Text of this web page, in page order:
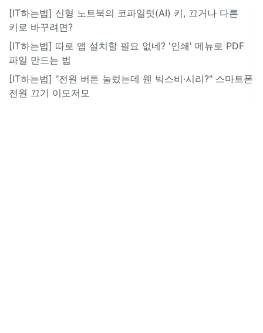
[IT하는법] 신형 노트북의 코파일럿(AI) 키, 끄거나 다른
키로 바꾸려면?
[IT하는법] 따로 앱 설치할 필요 없네? '인쇄' 메뉴로 PDF
파일 만드는 법
[IT하는법] "전원 버튼 눌렀는데 웬 빅스비·시리?" 스마트폰
전원 끄기 이모저모